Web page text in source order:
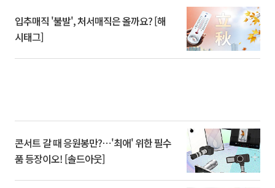
입추매직 '불발', 처서매직은 올까요? [해
시태그]
콘서트 갈 때 응원봉만?⋯'최애' 위한 필수
품 등장이오! [솔드아웃]